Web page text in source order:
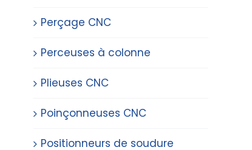
Perçage CNC
Perceuses à colonne
Plieuses CNC
Poinçonneuses CNC
Positionneurs de soudure